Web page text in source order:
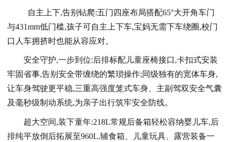
自主上下,告别钻爬:五门四座布局搭配65°大开角车门
与431mm低门槛,孩子可自主上下车,宝妈无需下车绕圈,校门
口人车拥挤时也能从容应对。
安全守护,一步到位:后排标配儿童座椅接口,卡扣式安装
牢固省事,告别安全带缠绕的繁琐操作;同级独有的宽体车身,
让车身驾驶更平稳,三重高强度笼式车身、主副驾双安全气囊
及毫秒级制动系统,为亲子出行筑牢安全防线。
超大空间,装下童年:218L常规后备箱轻松容纳婴儿车,后
排纯平放倒后拓展至960L,辅食箱、儿童玩具、露营装备一